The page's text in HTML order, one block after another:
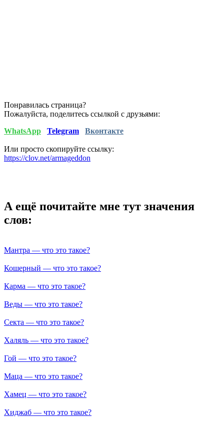
Понравилась страница?
Пожалуйста, поделитесь ссылкой с друзьями:
WhatsApp
Telegram Вконтакте
Или просто скопируйте ссылку:
https://clov.net/armageddon
А ещё почитайте мне тут значения
слов:
Мантра — что это такое?
Кошерный — что это такое?
Карма — что это такое?
Веды — что это такое?
Секта — что это такое?
Халяль — что это такое?
Гой — что это такое?
Маца — что это такое?
Хамец — что это такое?
Хиджаб — что это такое?